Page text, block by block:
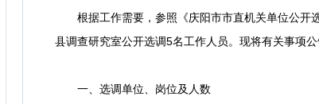
根据工作需要，参照《庆阳市市直机关单位公开
县调查研究室公开选调5名工作人员。现将有关事项公
一、选调单位、岗位及人数